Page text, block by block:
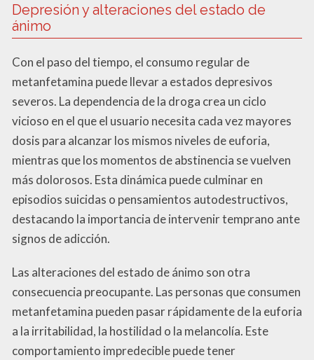
Depresión y alteraciones del estado de
ánimo
Con el paso del tiempo, el consumo regular de
metanfetamina puede llevar a estados depresivos
severos. La dependencia de la droga crea un ciclo
vicioso en el que el usuario necesita cada vez mayores
dosis para alcanzar los mismos niveles de euforia,
mientras que los momentos de abstinencia se vuelven
más dolorosos. Esta dinámica puede culminar en
episodios suicidas o pensamientos autodestructivos,
destacando la importancia de intervenir temprano ante
signos de adicción.
Las alteraciones del estado de ánimo son otra
consecuencia preocupante. Las personas que consumen
metanfetamina pueden pasar rápidamente de la euforia
a la irritabilidad, la hostilidad o la melancolía. Este
comportamiento impredecible puede tener